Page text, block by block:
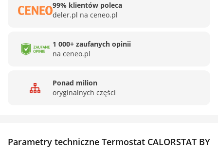
99% klientów poleca
deler.pl na ceneo.pl
1 000+ zaufanych opinii
na ceneo.pl
Ponad milion
oryginalnych części
Parametry techniczne Termostat CALORSTAT BY